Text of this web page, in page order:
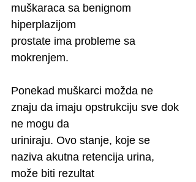
muškaraca sa benignom
hiperplazijom
prostate ima probleme sa
mokrenjem.
Ponekad muškarci možda ne
znaju da imaju opstrukciju sve dok
ne mogu da
uriniraju. Ovo stanje, koje se
naziva akutna retencija urina,
može biti rezultat